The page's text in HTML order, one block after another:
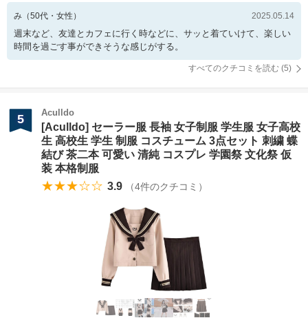
み （50代・ 女性 ） 2025.05.14
週末など、友達とカフェに行く時などに、サッと着ていけて、楽しい
時間を過ごす事ができそうな感じがする。
すべてのクチコミを読む (5)
5 Aculldo
[Aculldo] セーラー服 長袖 女子制服 学生服 女子高校
生 高校生 学生 制服 コスチューム 3点セット 刺繍 蝶
結び 茶二本 可愛い 清純 コスプレ 学園祭 文化祭 仮
装 本格制服
★★★☆☆ 3.9 （4件のクチコミ）